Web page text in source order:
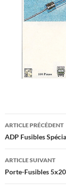
Navigation
des
articles
ARTICLE PRÉCÉDENT
ADP Fusibles
ARTICLE SUIVANT
Porte-Fusibles